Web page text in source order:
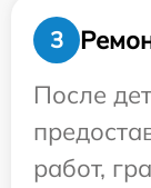
3
После
работ,